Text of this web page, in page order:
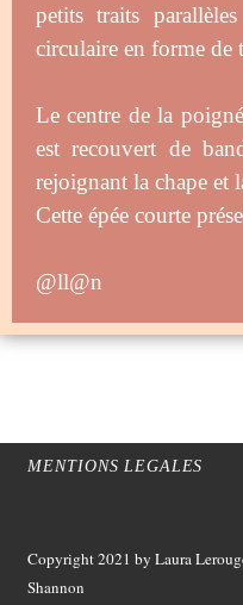
petits traits
circulaire en forme de
Le centre de la
est recouvert de
rejoignant la chape et
Cette épée courte
@ll@n
MENTIONS LEGALES
Copyright 2021 by Laura
Shannon